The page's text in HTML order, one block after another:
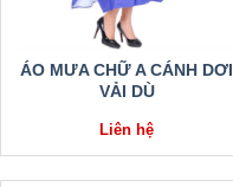
ÁO MƯA CHỮ A CÁNH DƠI
VẢI DÙ
Liên hệ